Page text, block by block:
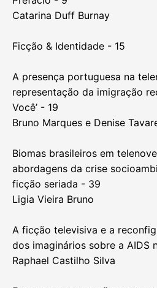
1/292
INDEX
Prefácio - 9
Ficção & Identidade - 15
A presença portuguesa na
Você’ - 19
Bruno Marques e Denise